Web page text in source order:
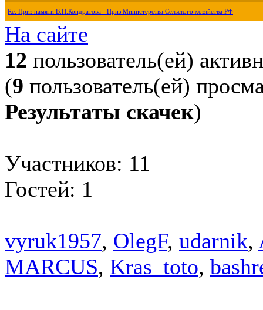
Re: Приз памяти В.П.Кондратова - Приз Министерства Сельского хозяйства РФ
На сайте
12 пользователь(ей)
(9 пользователь(ей)
Результаты скачек)
Участников: 11
Гостей: 1
vyruk1957, OlegF, udarnik,
MARCUS, Kras_toto,